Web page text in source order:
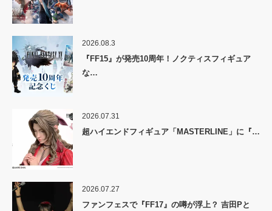
2026.08.3
『FF15』が発売10周年！ノクティスフィギュア
な…
2026.07.31
超ハイエンドフィギュア「MASTERLINE」に『…
2026.07.27
ファンフェスで『FF17』の噂が浮上？ 吉田Pと